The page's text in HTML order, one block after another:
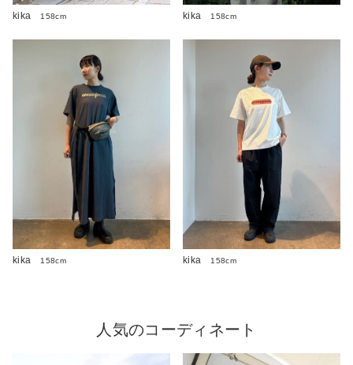
kika 158cm kika 158cm
kika 158cm kika 158cm
人気のコーディネート